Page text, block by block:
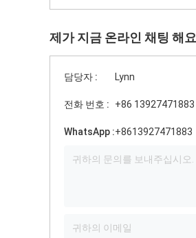
제가 지금 온라인 채팅 해요
담당자 : Lynn
전화 번호 : +86 13927471883
WhatsApp :+8613927471883